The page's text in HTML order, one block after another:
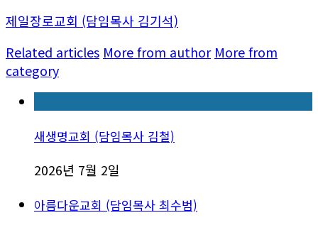
제일장로교회 (담임목사 김기석)
Related articles More from author More from
category
새생명교회 (담임목사 김철)
2026년 7월 2일
아름다운교회 (담임목사 최수범)